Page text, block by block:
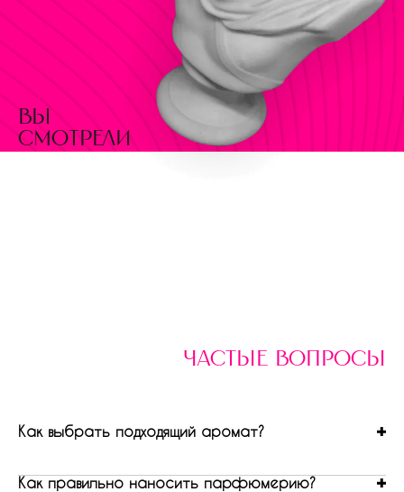
вы
смотрели
частые вопросы
Как выбрать подходящий аромат?
Как правильно наносить парфюмерию?